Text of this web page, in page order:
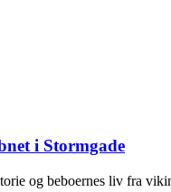
i Stormgade
og beboernes liv fra